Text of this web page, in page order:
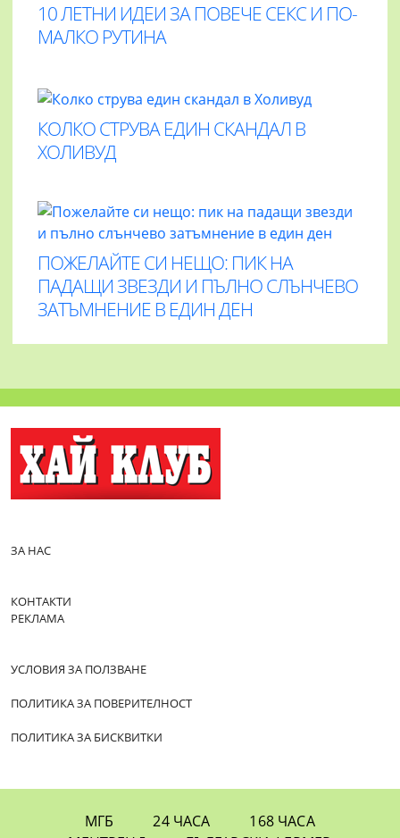
10 ЛЕТНИ ИДЕИ ЗА ПОВЕЧЕ СЕКС И ПО-
МАЛКО РУТИНА
КОЛКО СТРУВА ЕДИН СКАНДАЛ В
ХОЛИВУД
ПОЖЕЛАЙТЕ СИ НЕЩО: ПИК НА
ПАДАЩИ ЗВЕЗДИ И ПЪЛНО СЛЪНЧЕВО
ЗАТЪМНЕНИЕ В ЕДИН ДЕН
ЗА НАС
КОНТАКТИ
РЕКЛАМА
УСЛОВИЯ ЗА ПОЛЗВАНЕ
ПОЛИТИКА ЗА ПОВЕРИТЕЛНОСТ
ПОЛИТИКА ЗА БИСКВИТКИ
МГБ 24 ЧАСА
168 ЧАСА